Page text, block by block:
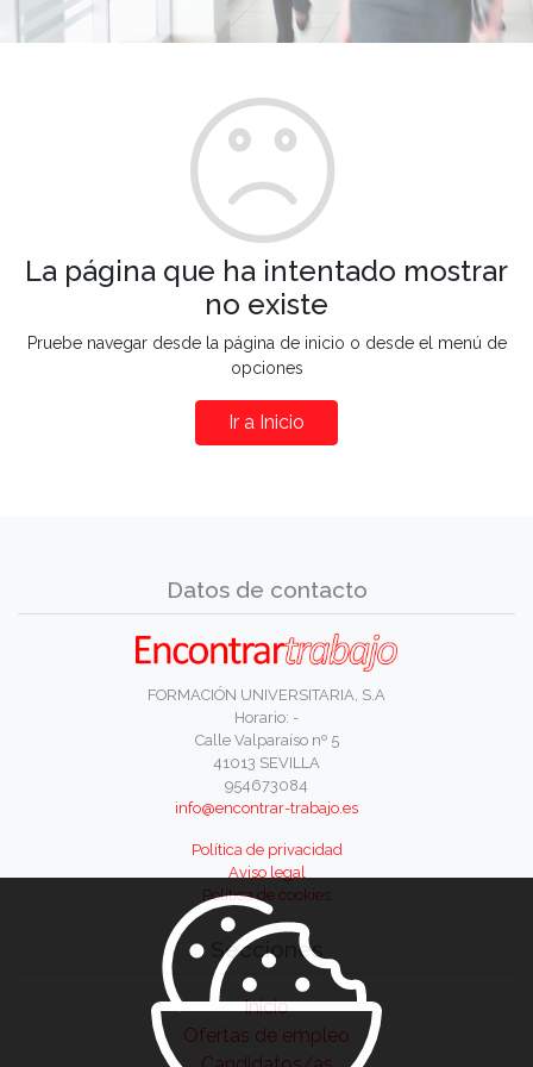
La página que ha intentado mostrar
no existe
Pruebe navegar desde la página de inicio o desde el menú de
opciones
Ir a Inicio
Datos de contacto
FORMACIÓN UNIVERSITARIA, S.A
Horario: -
Calle Valparaíso nº 5
41013 SEVILLA
954673084
info@encontrar-trabajo.es
Política de privacidad
Aviso legal
Política de cookies
Secciones
Inicio
Ofertas de empleo